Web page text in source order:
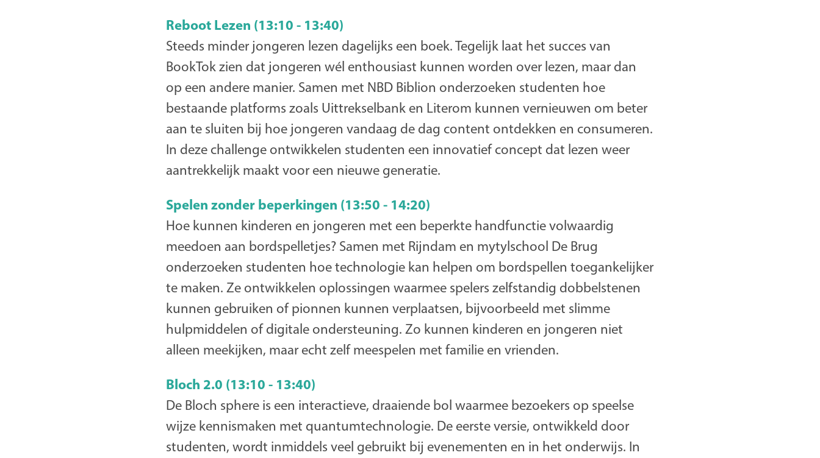
Reboot Lezen (13:10 - 13:40)
Steeds minder jongeren lezen dagelijks een boek. Tegelijk laat het succes van
BookTok zien dat jongeren wél enthousiast kunnen worden over lezen, maar dan
op een andere manier. Samen met NBD Biblion onderzoeken studenten hoe
bestaande platforms zoals Uittrekselbank en Literom kunnen vernieuwen om beter
aan te sluiten bij hoe jongeren vandaag de dag content ontdekken en consumeren.
In deze challenge ontwikkelen studenten een innovatief concept dat lezen weer
aantrekkelijk maakt voor een nieuwe generatie.
Spelen zonder beperkingen (13:50 - 14:20)
Hoe kunnen kinderen en jongeren met een beperkte handfunctie volwaardig
meedoen aan bordspelletjes? Samen met Rijndam en mytylschool De Brug
onderzoeken studenten hoe technologie kan helpen om bordspellen toegankelijker
te maken. Ze ontwikkelen oplossingen waarmee spelers zelfstandig dobbelstenen
kunnen gebruiken of pionnen kunnen verplaatsen, bijvoorbeeld met slimme
hulpmiddelen of digitale ondersteuning. Zo kunnen kinderen en jongeren niet
alleen meekijken, maar echt zelf meespelen met familie en vrienden.
Bloch 2.0 (13:10 - 13:40)
De Bloch sphere is een interactieve, draaiende bol waarmee bezoekers op speelse
wijze kennismaken met quantumtechnologie. De eerste versie, ontwikkeld door
studenten, wordt inmiddels veel gebruikt bij evenementen en in het onderwijs. In